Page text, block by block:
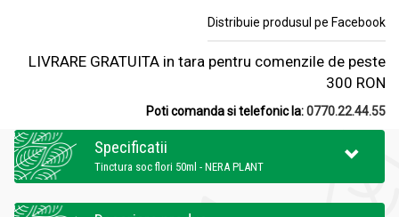
Distribuie produsul pe Facebook
LIVRARE GRATUITA in tara pentru comenzile de peste
300 RON
Poti comanda si telefonic la:0770.22.44.55
Specificatii
Tinctura soc flori 50ml - NERA PLANT